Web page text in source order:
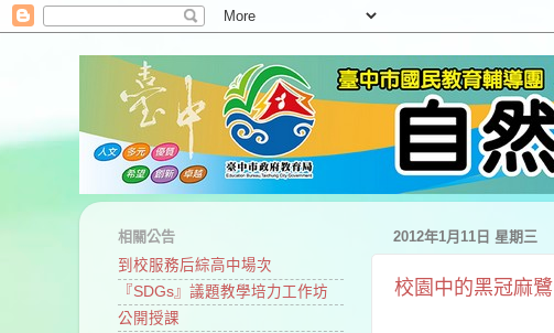
2012年1月11日 星期三
校園中的黑冠麻鷺
相關公告
到校服務后綜高中場次
『SDGs』議題教學培力工作坊
公開授課